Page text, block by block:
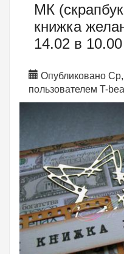
МК
книжка
14.02 в 10.00
Опубликовано
пользователем T-